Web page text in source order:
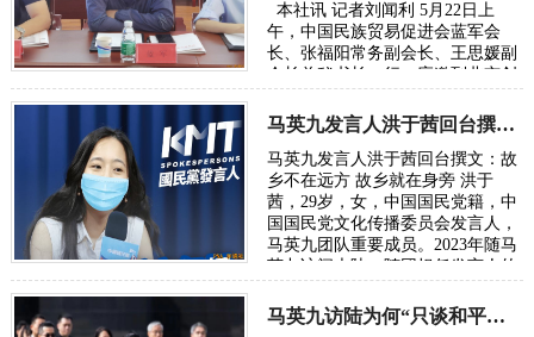
本社讯 记者刘闻利 5月22日上
午，中国民族贸易促进会蓝军会
长、张福阳常务副会长、王思媛副
会长兼秘书长一行，应邀到北京创
与集…
时间：2023-05-26
马英九发言人洪于茜回台撰文：故乡不在远方 故乡就在身旁
马英九发言人洪于茜回台撰文：故
乡不在远方 故乡就在身旁 洪于
茜，29岁，女，中国国民党籍，中
国国民党文化传播委员会发言人，
马英九团队重要成员。2023年随马
英九访问大陆，随团担任发言人的
笔记。不…
马英九访陆为何“只谈和平不谈统一”？